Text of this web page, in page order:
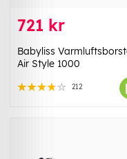
721 kr
Babyliss
Air Style 1000
212